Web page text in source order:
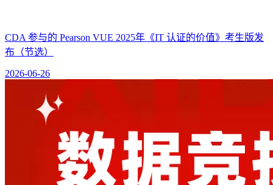
CDA 参与的 Pearson VUE 2025年《IT 认证的价值》考生版发
布（节选）
2026-06-26